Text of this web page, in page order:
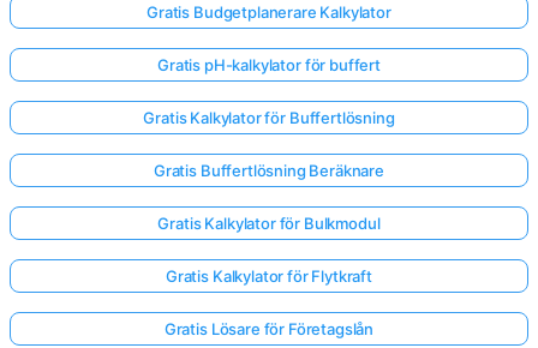
Gratis Budgetplanerare Kalkylator
Gratis pH-kalkylator för buffert
Gratis Kalkylator för Buffertlösning
Gratis Buffertlösning Beräknare
Gratis Kalkylator för Bulkmodul
Gratis Kalkylator för Flytkraft
Gratis Lösare för Företagslån